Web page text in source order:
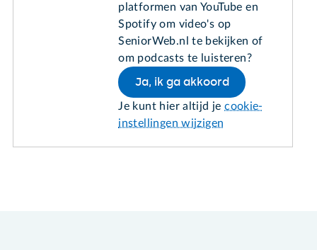
platformen van YouTube en
Spotify om video's op
SeniorWeb.nl te bekijken of
om podcasts te luisteren?
Ja, ik ga akkoord
Je kunt hier altijd jecookie-
instellingen wijzigen